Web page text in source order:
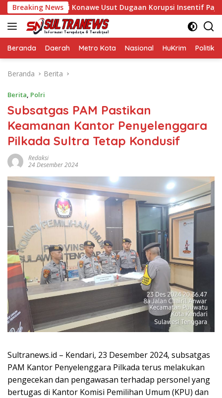
Langsung
ke
konten
Breaking News
Negeri Konawe Usut Dugaan Korupsi Insentif Pajak
Beranda Daerah Metro Kota Nasional HuKrim Politik
Beranda Berita
Berita, Polri
Subsatgas PAM Pastikan
Keamanan Kantor Penyelenggara
Pilkada Sultra Tetap Kondusif
Redaksi
24 Desember 2024
Sultranews.id – Kendari, 23 Desember 2024, subsatgas
PAM Kantor Penyelenggara Pilkada terus melakukan
pengecekan dan pengawasan terhadap personel yang
bertugas di Kantor Komisi Pemilihan Umum (KPU) dan